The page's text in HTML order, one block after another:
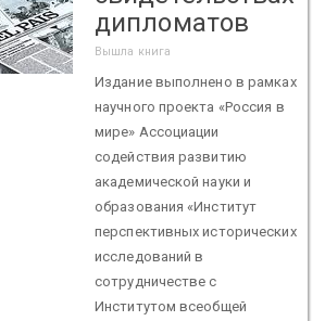
дипломатов
Вышла книга
Издание выполнено в рамках
научного проекта «Россия в
мире» Ассоциации
содействия развитию
академической науки и
образования «Институт
перспективных исторических
исследований в
сотрудничестве с
Институтом всеобщей